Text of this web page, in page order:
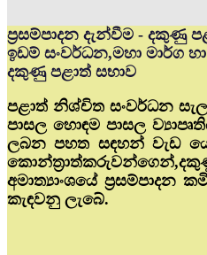
ප්‍රසම්පාදන දැන්වීම - දකුණු
ඉඩම් සංවර්ධන,මහා මාර්ග හා
දකුණු පළාත් සභාව
පළාත් නිශ්චිත සංවර්ධන
පාසල හොඳම පාසල
ලබන පහත සඳහන් වැඩ
අමාත්‍යාංශයේ ප්‍රසම්පාදන
කැඳවනු ලැබේ.